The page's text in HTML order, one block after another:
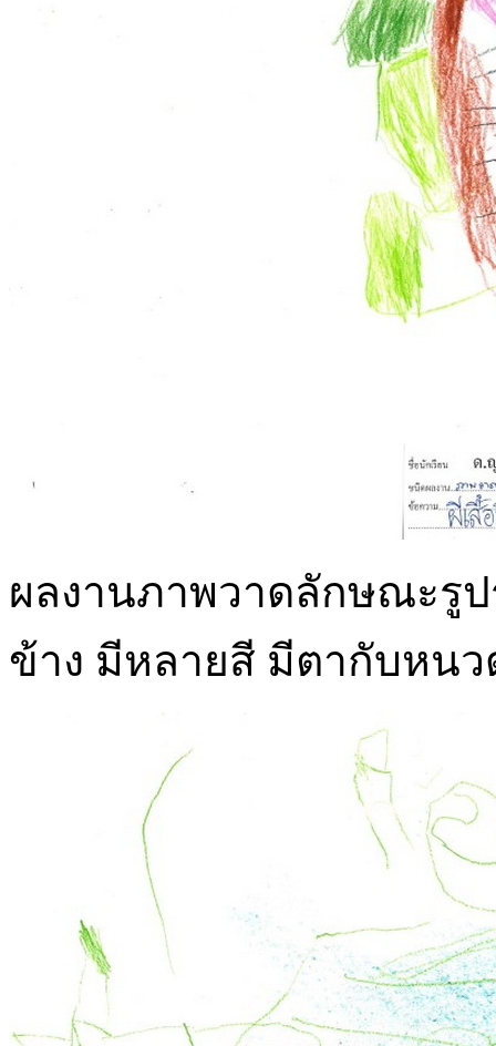
ผลงานภาพวาดลักษณะรูป
ข้าง มีหลายสี มีตากับหนว